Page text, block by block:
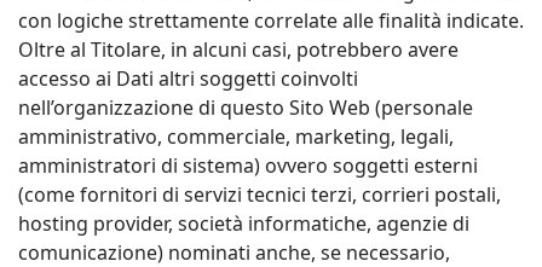
con logiche strettamente correlate alle finalità indicate.
Oltre al Titolare, in alcuni casi, potrebbero avere
accesso ai Dati altri soggetti coinvolti
nell’organizzazione di questo Sito Web (personale
amministrativo, commerciale, marketing, legali,
amministratori di sistema) ovvero soggetti esterni
(come fornitori di servizi tecnici terzi, corrieri postali,
hosting provider, società informatiche, agenzie di
comunicazione) nominati anche, se necessario,